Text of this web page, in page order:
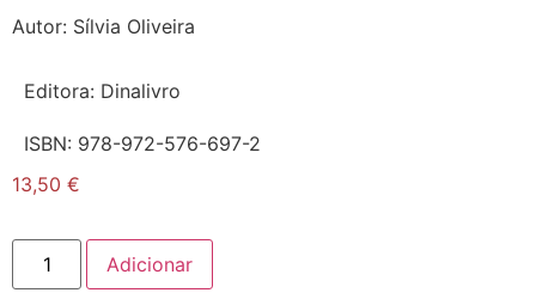
Autor: Sílvia Oliveira
Editora: Dinalivro
ISBN: 978-972-576-697-2
13,50 €
Adicionar